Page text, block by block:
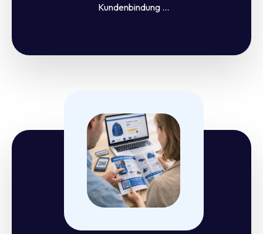
Kundenbindung ...